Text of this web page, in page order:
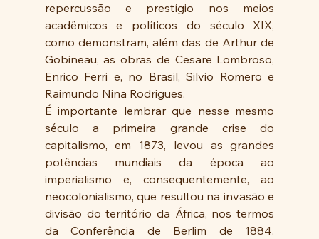
repercussão e prestígio nos meios
acadêmicos e políticos do século XIX,
como demonstram, além das de Arthur de
Gobineau, as obras de Cesare Lombroso,
Enrico Ferri e, no Brasil, Silvio Romero e
Raimundo Nina Rodrigues.
É importante lembrar que nesse mesmo
século a primeira grande crise do
capitalismo, em 1873, levou as grandes
potências mundiais da época ao
imperialismo e, consequentemente, ao
neocolonialismo, que resultou na invasão e
divisão do território da África, nos termos
da Conferência de Berlim de 1884.